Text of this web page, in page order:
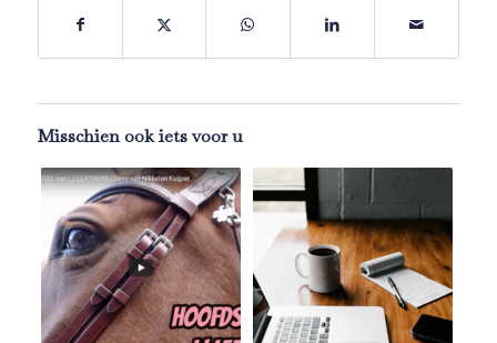
Misschien ook iets voor u